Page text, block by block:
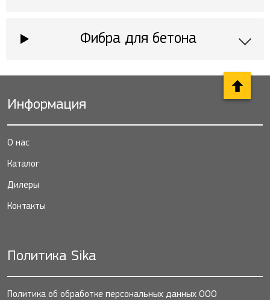
Фибра для бетона
Информация
О нас
Каталог
Дилеры
Контакты
Политика Sika
Политика об обработке персональных данных ООО